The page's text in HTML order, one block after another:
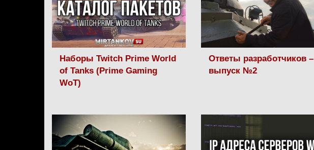
Наборы Twitch Prime World
of Tanks (Prime Gaming
WoT)
Ответы разработчиков –
выпуск №2